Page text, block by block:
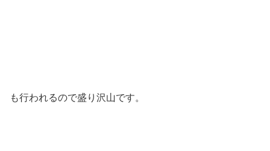
も行われるので盛り沢山です。